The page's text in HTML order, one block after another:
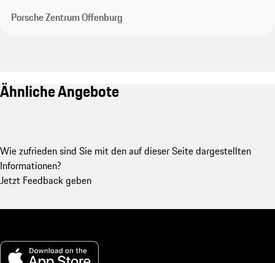
Porsche Zentrum Offenburg
Ähnliche Angebote
Wie zufrieden sind Sie mit den auf dieser Seite dargestellten
Informationen?
Jetzt Feedback geben